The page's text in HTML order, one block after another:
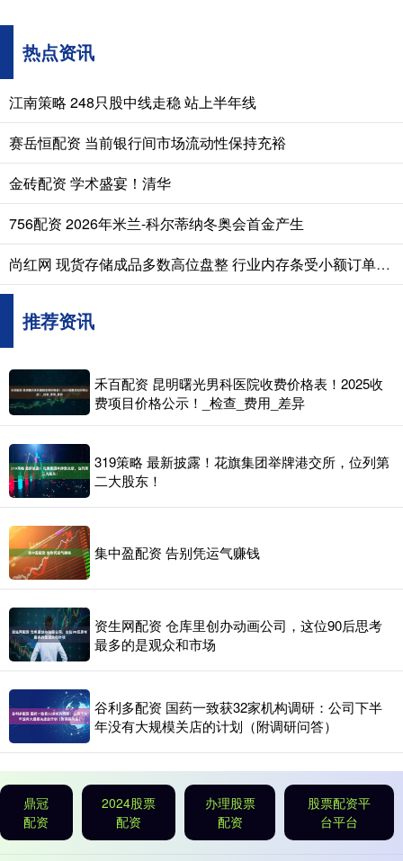
热点资讯
江南策略 248只股中线走稳 站上半年线
赛岳恒配资 当前银行间市场流动性保持充裕
金砖配资 学术盛宴！清华
756配资 2026年米兰-科尔蒂纳冬奥会首金产生
尚红网 现货存储成品多数高位盘整 行业内存条受小额订单推动价格上扬
推荐资讯
禾百配资 昆明曙光男科医院收费价格表！2025收
费项目价格公示！_检查_费用_差异
319策略 最新披露！花旗集团举牌港交所，位列第
二大股东！
集中盈配资 告别凭运气赚钱
资生网配资 仓库里创办动画公司，这位90后思考
最多的是观众和市场
谷利多配资 国药一致获32家机构调研：公司下半
年没有大规模关店的计划（附调研问答）
鼎冠
配资
2024股票
配资
办理股票
配资
股票配资平
台平台